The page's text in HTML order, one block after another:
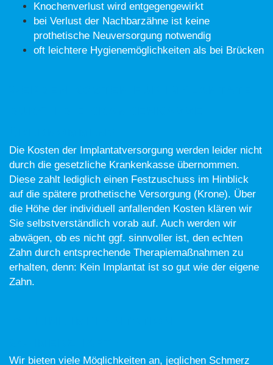
Knochenverlust wird entgegengewirkt
bei Verlust der Nachbarzähne ist keine
prothetische Neuversorgung notwendig
oft leichtere Hygienemöglichkeiten als bei Brücken
Die Kosten der Implantatversorgung werden leider nicht
durch die gesetzliche Krankenkasse übernommen.
Diese zahlt lediglich einen Festzuschuss im Hinblick
auf die spätere prothetische Versorgung (Krone). Über
die Höhe der individuell anfallenden Kosten klären wir
Sie selbstverständlich vorab auf. Auch werden wir
abwägen, ob es nicht ggf. sinnvoller ist, den echten
Zahn durch entsprechende Therapiemaßnahmen zu
erhalten, denn: Kein Implantat ist so gut wie der eigene
Zahn.
Wir bieten viele Möglichkeiten an, jeglichen Schmerz